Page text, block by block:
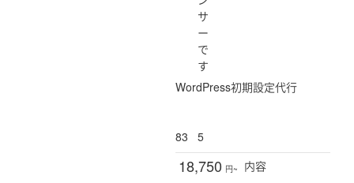
サ
ー
で
す
WordPress初期設定代行
83 5
18,750 円~ 内容